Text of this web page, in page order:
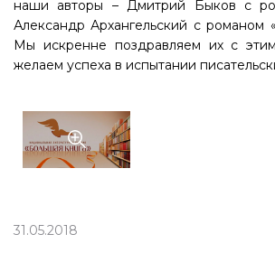
наши авторы – Дмитрий Быков с
Александр Архангельский с романом
Мы искренне поздравляем их с
желаем успеха в испытании
31.05.2018